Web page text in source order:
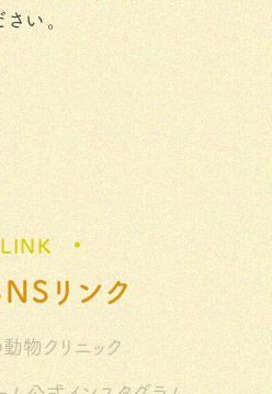
い。
LINK
リンク